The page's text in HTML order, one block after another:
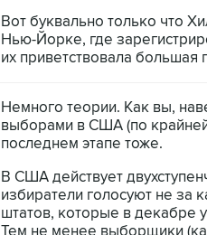
Вот буквально только что
Нью-Йорке, где
их приветствовала большая
Немного теории. Как вы,
выборами в США (по
последнем этапе тоже.
В США действует
избиратели голосуют не за
штатов, которые в декабре
Тем не менее выборщики